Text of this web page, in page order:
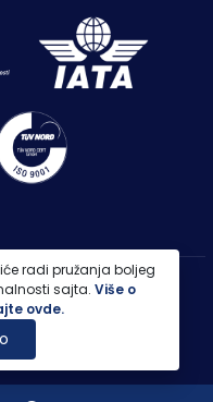
radi pružanja boljeg
sajta. Više o
ovde.